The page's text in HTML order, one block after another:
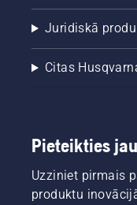
Juridiskā
Citas
Pieteikties
Uzziniet pirmais
produktu